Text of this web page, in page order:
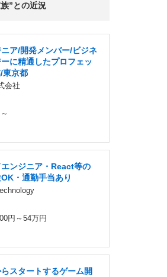
”との近況
ア/開発メンバー/ビジネ
に精通したプロフェッ
東京都
会社
ンジニア・React等の
・通勤手当あり
円～54万円
スタートするゲーム開